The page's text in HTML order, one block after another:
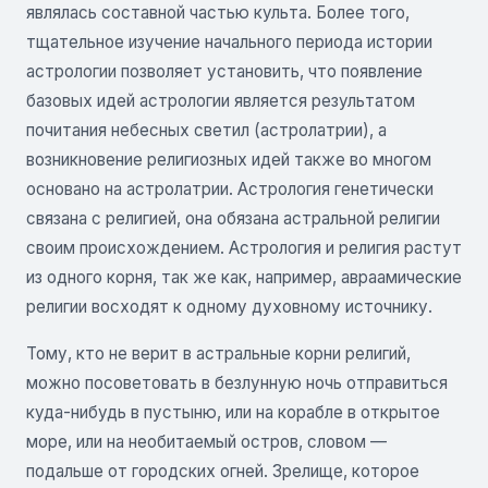
являлась составной частью культа. Более того,
тщательное изучение начального периода истории
астрологии позволяет установить, что появление
базовых идей астрологии является результатом
почитания небесных светил (астролатрии), а
возникновение религиозных идей также во многом
основано на астролатрии. Астрология генетически
связана с религией, она обязана астральной религии
своим происхождением. Астрология и религия растут
из одного корня, так же как, например, авраамические
религии восходят к одному духовному источнику.
Тому, кто не верит в астральные корни религий,
можно посоветовать в безлунную ночь отправиться
куда-нибудь в пустыню, или на корабле в открытое
море, или на необитаемый остров, словом —
подальше от городских огней. Зрелище, которое